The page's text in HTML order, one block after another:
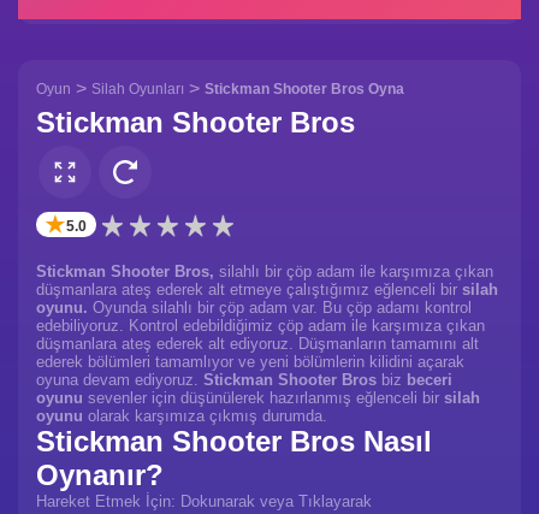
Oyun > Silah Oyunları > Stickman Shooter Bros Oyna
Stickman Shooter Bros
✭5.0
Stickman Shooter Bros, silahlı bir çöp adam ile karşımıza çıkan
düşmanlara ateş ederek alt etmeye çalıştığımız eğlenceli bir silah
oyunu. Oyunda silahlı bir çöp adam var. Bu çöp adamı kontrol
edebiliyoruz. Kontrol edebildiğimiz çöp adam ile karşımıza çıkan
düşmanlara ateş ederek alt ediyoruz. Düşmanların tamamını alt
ederek bölümleri tamamlıyor ve yeni bölümlerin kilidini açarak
oyuna devam ediyoruz. Stickman Shooter Bros biz beceri
oyunu sevenler için düşünülerek hazırlanmış eğlenceli bir silah
oyunu olarak karşımıza çıkmış durumda.
Stickman Shooter Bros Nasıl
Oynanır?
Hareket Etmek İçin: Dokunarak veya Tıklayarak